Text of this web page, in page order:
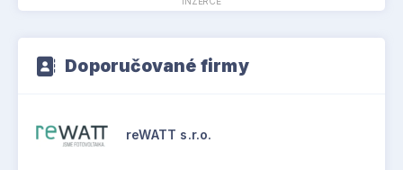
Doporučované firmy
reWATT s.r.o.